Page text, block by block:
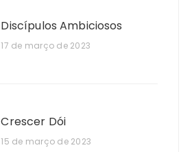
Discípulos Ambiciosos
17 de março de 2023
Crescer Dói
15 de março de 2023